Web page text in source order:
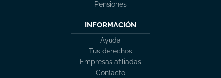
Pensiones
INFORMACIÓN
Ayuda
Tus derechos
Empresas afiliadas
Contacto